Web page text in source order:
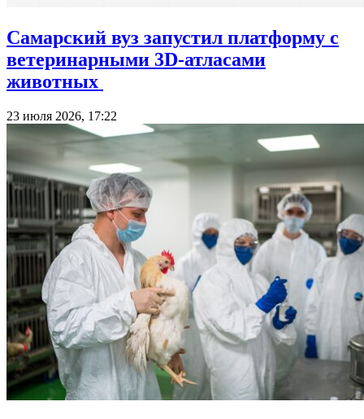
Самарский вуз запустил платформу с
ветеринарными 3D-атласами
животных
23 июля 2026, 17:22